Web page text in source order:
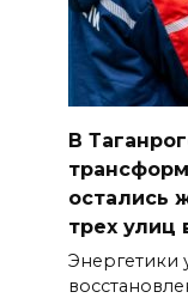
В
остались
трех улиц
Энергетики